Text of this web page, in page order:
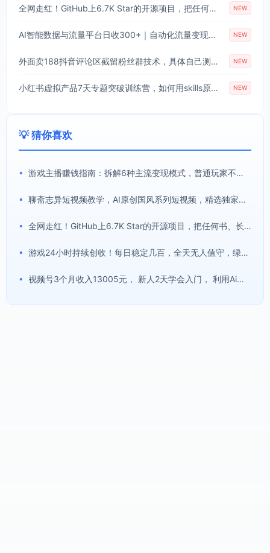
全网走红！GitHub上6.7K Star的开源项目，把任何书、长视频、播客蒸馏成AI工具，值得收藏 cangjie-skill NEW
AI智能数据与流量平台日收300+｜自动化流量变现新项目 NEW
外面卖188抖音评论区截留粉丝群技术，具体自己测试，不保证百分百 NEW
小红书虚拟产品7天专题突破训练营，如何用skills原创虚拟产品，用Skil搭建一套从选题、内容、产品到交付的个人生产线 NEW
💡 猜你喜欢
• 游戏主播赚钱指南：拆解6种主流变现模式，普通玩家不靠顶尖技术也能稳定直播增收
• 聊斋志异短视频教学，AI原创国风系列短视频，精选独家丨起号收徒丨接商单
• 全网走红！GitHub上6.7K Star的开源项目，把任何书、长视频、播客蒸馏成AI工具，值得收藏 cangjie-skill
• 游戏24小时持续创收！每日稳定几百，全天无人值守，绿色稳定！【揭秘】
• 视频号3个月收入13005元， 新人2天学会入门， 利用Ai操作 解放双手！